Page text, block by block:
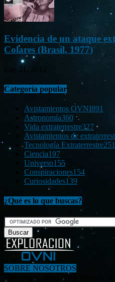
Evidencia de un ataque
Colares (Brasil, 1977)
Ene 21, 2012
Categoría popular
Avistamientos OVNI891
Astronomía360
Vida extraterrestre327
Avistamientos de
Tecnología Extraterrestre251
Ciencia197
Universo155
Conspiraciones154
Curiosidades139
¿Qué es lo que buscas?
SOBRE NOSOTROS
«Investigar, descubrir y difundir la